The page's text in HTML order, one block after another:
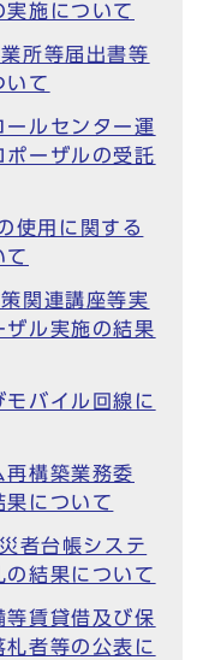
実施について
所等届出書等
いて
ールセンター運
ポーザルの受託
用に関する
て
関連講座等実
ザル実施の結果
バイル回線に
再構築業務委
果について
者台帳システ
の結果について
等賃貸借及び保
者等の公表に